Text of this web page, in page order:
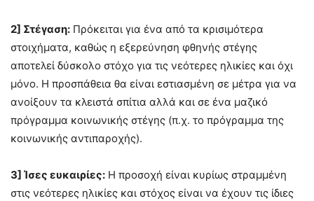
2] Στέγαση: Πρόκειται για ένα από τα κρισιμότερα
στοιχήματα, καθώς η εξερεύνηση φθηνής στέγης
αποτελεί δύσκολο στόχο για τις νεότερες ηλικίες και όχι
μόνο. Η προσπάθεια θα είναι εστιασμένη σε μέτρα για να
ανοίξουν τα κλειστά σπίτια αλλά και σε ένα μαζικό
πρόγραμμα κοινωνικής στέγης (π.χ. το πρόγραμμα της
κοινωνικής αντιπαροχής).
3] Ίσες ευκαιρίες: Η προσοχή είναι κυρίως στραμμένη
στις νεότερες ηλικίες και στόχος είναι να έχουν τις ίδιες